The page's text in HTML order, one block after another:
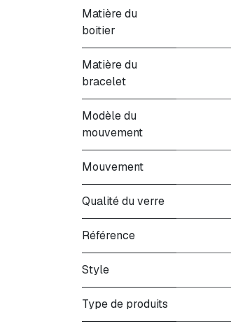
Matière du
boitier
Matière du
bracelet
Modèle du
mouvement
Mouvement
Qualité du verre
Référence
Style
Type de produits